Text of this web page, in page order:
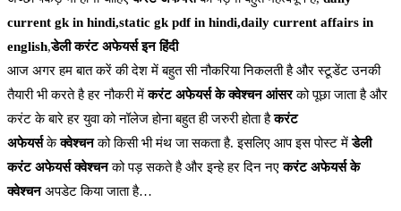
current gk in hindi,static gk pdf in hindi,daily current affairs in
english,डेली करंट अफेयर्स इन हिंदी
आज अगर हम बात करें की देश में बहुत सी नौकरिया निकलती है और स्टूडेंट उनकी
तैयारी भी करते है हर नौकरी मेंकरंट अफेयर्स के क्वेश्चन आंसरको पूछा जाता है और
करंट के बारे हर युवा को नॉलेज होना बहुत ही जरुरी होता हैकरंट
अफेयर्सकेक्वेश्चनको किसी भी मंथ जा सकता है. इसलिए आप इस पोस्ट मेंडेली
करंट अफेयर्स क्वेश्चनको पड़ सकते है और इन्हे हर दिन नएकरंट अफेयर्स के
क्वेश्चनअपडेट किया जाता है…